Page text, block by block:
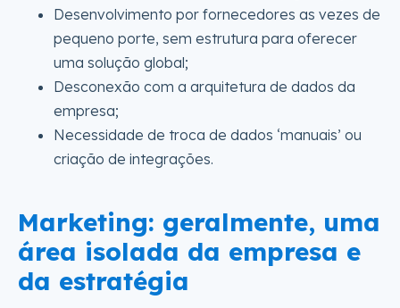
Desenvolvimento por fornecedores as vezes de
pequeno porte, sem estrutura para oferecer
uma solução global;
Desconexão com a arquitetura de dados da
empresa;
Necessidade de troca de dados ‘manuais’ ou
criação de integrações.
Marketing: geralmente, uma
área isolada da empresa e
da estratégia